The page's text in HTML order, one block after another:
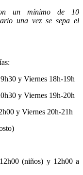
un mínimo de 10
una vez se sepa el
y Viernes 18h-19h
y Viernes 19h-20h
y Viernes 20h-21h
(niños) y 12h00 a